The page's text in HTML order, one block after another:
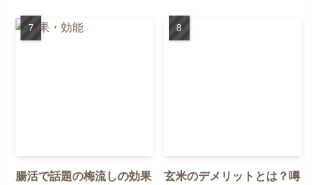
腸活で話題の梅流しの効果
玄米のデメリットとは？噂